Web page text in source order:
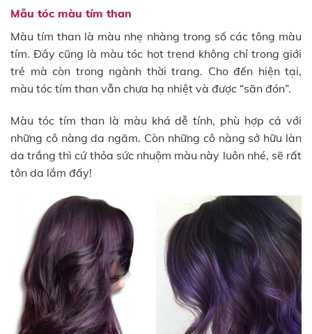
Mẫu tóc màu tím than
Màu tím than là màu nhẹ nhàng trong số các tông màu
tím. Đây cũng là màu tóc hot trend không chỉ trong giới
trẻ mà còn trong ngành thời trang. Cho đến hiện tại,
màu tóc tím than vẫn chưa hạ nhiệt và được “săn đón”.
Màu tóc tím than là màu khá dễ tính, phù hợp cả với
những cô nàng da ngăm. Còn những cô nàng sở hữu làn
da trắng thì cứ thỏa sức nhuộm màu này luôn nhé, sẽ rất
tôn da lắm đấy!